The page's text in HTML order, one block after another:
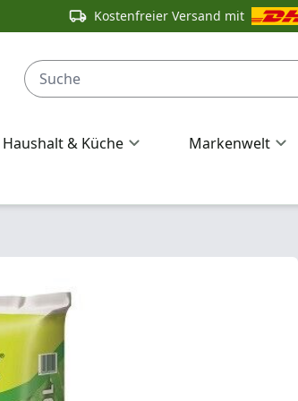
Kostenfreier Versand mit
Haushalt & Küche Markenwelt